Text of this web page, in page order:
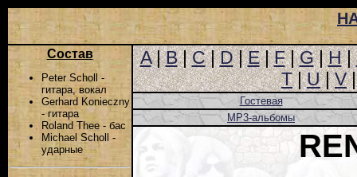
Состав
Peter Scholl -
гитара, вокал
Gerhard Konieczny
- гитара
Roland Thee - бас
Michael Scholl -
ударные
A|B|C|D|E|F|G|H|
T|U|V
Гостевая
MP3-альбомы